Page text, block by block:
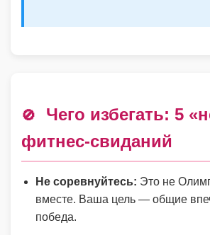
🚫
Чего избегать: 5
фитнес-свиданий
Не соревнуйтесь: Это не
вместе. Ваша цель — общие
победа.